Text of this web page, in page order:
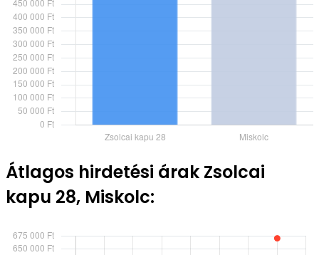
Átlagos hirdetési árak Zsolcai
kapu 28, Miskolc: